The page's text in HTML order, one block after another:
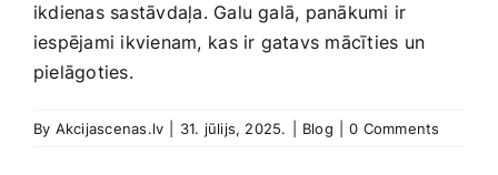
ikdienas sastāvdaļa. Galu galā, panākumi ir
iespējami ikvienam,⁢ kas ir gatavs mācīties ‌un
‍pielāgoties.
By Akcijascenas.lv 31. jūlijs, 2025. Blog 0 Comments